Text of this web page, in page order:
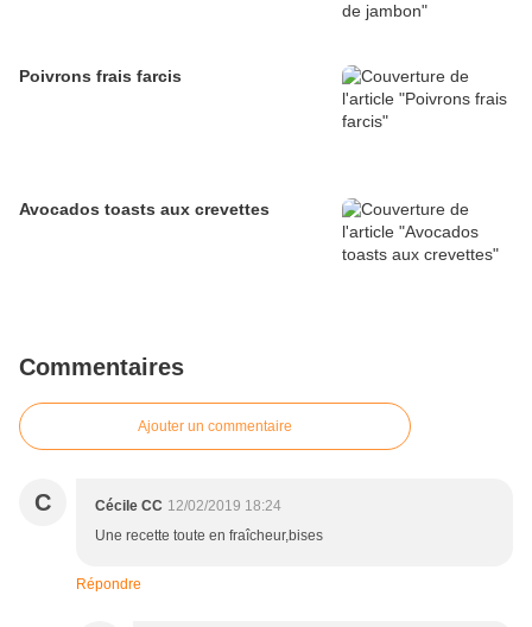
Poivrons frais farcis
Avocados toasts aux crevettes
Commentaires
Ajouter un commentaire
C Cécile CC 12/02/2019 18:24
Une recette toute en fraîcheur,bises
Répondre